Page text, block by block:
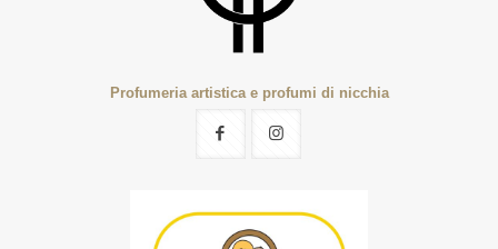
Profumeria artistica e profumi di nicchia